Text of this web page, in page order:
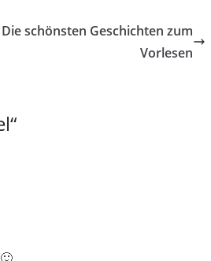
schönsten Geschichten zum
Vorlesen
“